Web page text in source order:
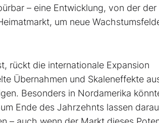
– eine Entwicklung, von der der
um neue
rückt die internationale Expansion
Übernahmen und Skaleneffekte
Besonders in Nordamerika
Ende des Jahrzehnts lassen